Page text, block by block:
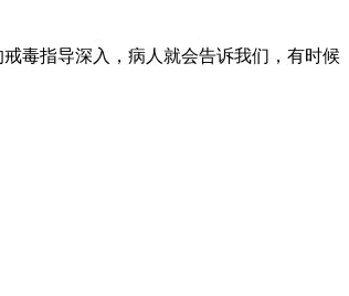
毒指导深入，病人就会告诉我们，有时候